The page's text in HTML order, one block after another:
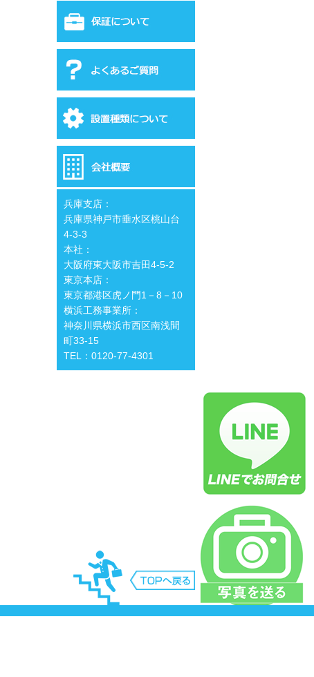
兵庫支店：
兵庫県神戸市垂水区桃山台
4-3-3
本社：
大阪府東大阪市吉田4-5-2
東京本店：
東京都港区虎ノ門1－8－10
横浜工務事業所：
神奈川県横浜市西区南浅間
町33-15
TEL：0120-77-4301